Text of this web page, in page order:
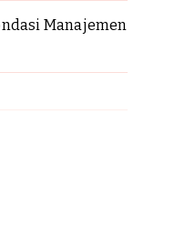
Manajemen